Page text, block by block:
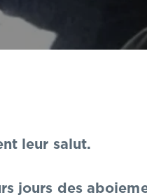
leur salut.
jours des